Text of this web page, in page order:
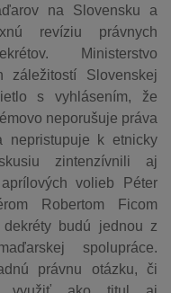
na Slovensku a
revíziu právnych
Ministerstvo
záležitostí Slovenskej
s vyhlásením, že
neporušuje práva
nepristupuje k etnicky
zintenzívnili aj
volieb Péter
Robertom Ficom
budú jednou z
spolupráce.
právnu otázku, či